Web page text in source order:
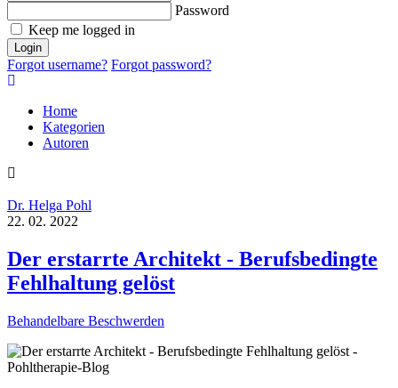
Password
Keep me logged in
Login
Forgot username? Forgot password?
Home
Kategorien
Autoren
Dr. Helga Pohl
22. 02. 2022
Der erstarrte Architekt - Berufsbedingte
Fehlhaltung gelöst
Behandelbare Beschwerden